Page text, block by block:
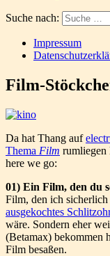
Suche nach:
Impressum
Film-
Da hat Thang auf
Thema Film rumliegen
here we go:
01) Ein Film, den du
Film, den ich sicherlich
ausgekochtes Schlitzohr
wäre. Sondern eher
(Betamax) bekommen
Film besaßen.